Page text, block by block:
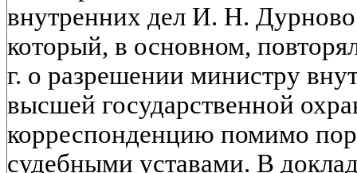
внутренних дел И. Н.
который, в основном,
г. о разрешении министру
высшей государственной
корреспонденцию помимо
судебными уставами. В